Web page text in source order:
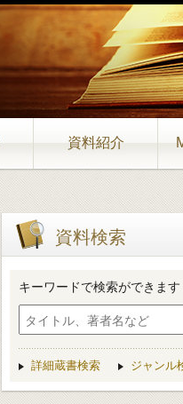
資料紹介
資料検索
キーワードで検索ができます
詳細蔵書検索 ジャンル